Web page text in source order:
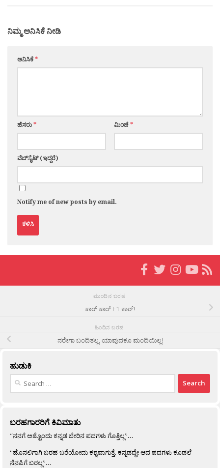
ನಿಮ್ಮ ಅನಿಸಿಕೆ ನೀಡಿ
ಅನಿಸಿಕೆ*
ಹೆಸರು* ಮಿಂಚೆ*
ವೆಬ್‌ಸೈಟ್ (ಇದ್ದರೆ)
Notify me of new posts by email.
ಮುಂದಿನ ಬರಹ
ಕಾರ್ ಕಾರ್ F1 ಕಾರ್!
ಹಿಂದಿನ ಬರಹ
ನರೇಗಾ ಬಂದಿತಲ್ಲ, ಯಾವುದಕೂ ಮಂದಿಯಿಲ್ಲ!
ಹುಡುಕಿ
Search
ಬರಹಗಾರರಿಗೆ ಕಿವಿಮಾತು
“ನನಗೆ ಅಶ್ಟೊಂದು ಕನ್ನಡ ಬೇರಿನ ಪದಗಳು ಗೊತ್ತಿಲ್ಲ”…
“ಹೊನಲಿಗಾಗಿ ಬರಹ ಬರೆಯೋದು ಕಶ್ಟವಾಗುತ್ತೆ. ಕನ್ನಡದ್ದೇ ಆದ ಪದಗಳು ಕೂಡಲೆ
ನೆನಪಿಗೆ ಬರಲ್ಲ”…